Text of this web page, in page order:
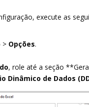
execute as
> Opções.
, role até a seção
Dinâmico de Dados